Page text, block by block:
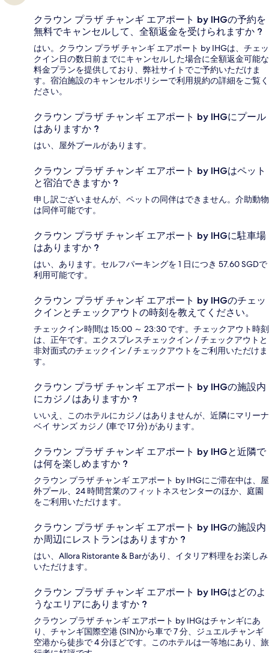
クラウン プラザ チャンギ エアポート by IHGの予約を
無料でキャンセルして、全額返金を受けられますか ?
はい。クラウン プラザ チャンギ エアポート by IHGは、チェッ
クイン日の数日前までにキャンセルした場合に全額返金可能な
料金プランを提供しており、弊社サイトでご予約いただけま
す。宿泊施設のキャンセルポリシーで利用規約の詳細をご覧く
ださい。
クラウン プラザ チャンギ エアポート by IHGにプール
はありますか ?
はい、屋外プールがあります。
クラウン プラザ チャンギ エアポート by IHGはペット
と宿泊できますか ?
申し訳ございませんが、ペットの同伴はできません。介助動物
は同伴可能です。
クラウン プラザ チャンギ エアポート by IHGに駐車場
はありますか ?
はい、あります。セルフパーキングを 1 日につき 57.60 SGDで
利用可能です。
クラウン プラザ チャンギ エアポート by IHGのチェッ
クインとチェックアウトの時刻を教えてください。
チェックイン時間は 15:00 ～ 23:30 です。チェックアウト時刻
は、正午です。エクスプレスチェックイン / チェックアウトと
非対面式のチェックイン / チェックアウトをご利用いただけま
す。
クラウン プラザ チャンギ エアポート by IHGの施設内
にカジノはありますか ?
いいえ、このホテルにカジノはありませんが、近隣にマリーナ
ベイ サンズ カジノ (車で 17 分) があります。
クラウン プラザ チャンギ エアポート by IHGと近隣で
は何を楽しめますか ?
クラウン プラザ チャンギ エアポート by IHGにご滞在中は、屋
外プール、24 時間営業のフィットネスセンターのほか、庭園
をご利用いただけます。
クラウン プラザ チャンギ エアポート by IHGの施設内
か周辺にレストランはありますか ?
はい、Allora Ristorante & Barがあり、イタリア料理をお楽しみ
いただけます。
クラウン プラザ チャンギ エアポート by IHGはどのよ
うなエリアにありますか ?
クラウン プラザ チャンギ エアポート by IHGはチャンギにあ
り、チャンギ国際空港 (SIN)から車で 7 分、ジュエルチャンギ
空港から徒歩で 4 分ほどです。このホテルは一等地にあり、旅